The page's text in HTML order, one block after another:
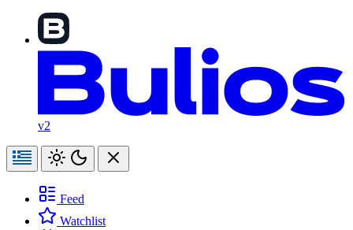
v2
Feed
Watchlist